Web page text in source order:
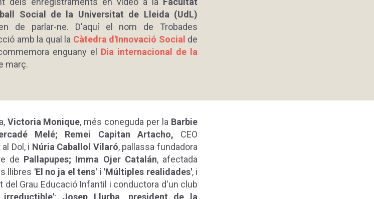
Social de la Universitat de Lleida (UdL)
de parlar-ne. D'aquí el nom de Trobades
amb la qual la Càtedra d'Innovació Social de
enguany el Dia internacional de la
març.
Victoria Monique, més coneguda per la Barbie
Melé; Remei Capitan Artacho, CEO
Dol, i Núria Caballol Vilaró, pallassa fundadora
de Pallapupes; Imma Ojer Catalán, afectada
llibres 'El no ja el tens' i 'Múltiples realidades', i
del Grau Educació Infantil i conductora d'un club
; Josep Llurba, president de la